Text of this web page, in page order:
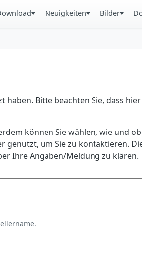
Neuigkeiten Bilder
haben. Bitte beachten Sie, dass
können Sie wählen, wie und
genutzt, um Sie zu kontaktieren.
Ihre Angaben/Meldung zu klären.